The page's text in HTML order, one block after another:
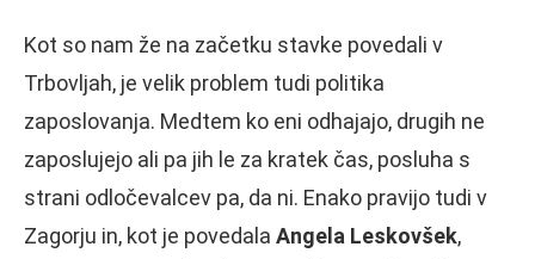
Kot so nam že na začetku stavke povedali v
Trbovljah, je velik problem tudi politika
zaposlovanja. Medtem ko eni odhajajo, drugih ne
zaposlujejo ali pa jih le za kratek čas, posluha s
strani odločevalcev pa, da ni. Enako pravijo tudi v
Zagorju in, kot je povedala Angela Leskovšek,